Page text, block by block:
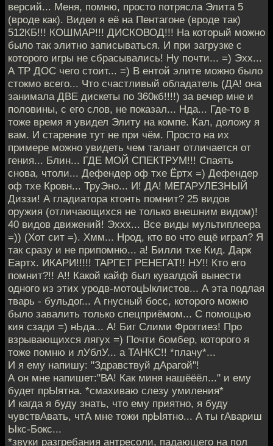
версий... Меня, помню, просто потрясла Элита 5
(вроде как). Видел я её на Пентагоне (вроде так)
512КБ!!! КОШМАР!!! ДИСКОВОД!!! На который можно
было так элитно записываться. И при загрузке с
которого игры не сбрасывались! Ну почти... =) Эхх...
А ТР ДОС чего стоит... =) В ентой элите можно было
стокмо всего... Что счастливый обладатель (ДА! она
занимала ДВЕ дискеты по 360кб!!!!) за вечер мне и
половины, с его слов, не показал... Нда... Где-то в
тоже время я увидел Элиту на компе. Кал, доложу я
вам. И старение тут не при чём. Просто на их
примере можно увидеть чем талант отличается от
гения... Блин... ГДЕ МОЙ СПЕКТРУМ!!! Спаять
снова, чтоли... Дефендер оф тхе Ёртх =) Дефендер
оф тхе Кровн... ТруЭно... И! ДА! МЕГАРУЛЕЗНЫЙ
Диззи! А гладиатора ктонть помнит? 25 видов
оружия (отличающихся не только внешним видом)!
40 видов движений! Эххх... Все виды мультиплеера
=)) (Хот сит =). Хмм... Нрод, кто во что ещё играл? Я
так сразу и не припомню... а! Билли тхе Кид. Дарк
Еартх. ИКАРИ!!!!! ТАРГЕТ РЕНЕГАТ!! НУ!! Кто его
помнит?!! А!! Какой кайф был кувалдой вынести
одного из этих уродв-мотоцЫклистов... А эта подлая
тварь - бульдог... А гнусный босс, которого можно
было завалить только спецприёмом... С помощью
кия сзади =) нЬда... А! Биг Слими Фроггиез! Про
взрывающихся лягух =) Почти бомбер, которого я
тоже помню и лУблУ... а ТАНКС!! *плачу*...
И я ему напишу: "Здравствуй дАрагой"!
А он мне напишет:"ВА! Как миня нашёёёл..." и ему
будет прЫятна. *смахиваю слезу умиления*
И кагда я буду знать, что ему приятно, я буду
чувствАвать, чтА мне тожи прЫятно... А ты гАвариш
Ыкс-Бокс...
*звуки разгребания антресоли, падающего на пол